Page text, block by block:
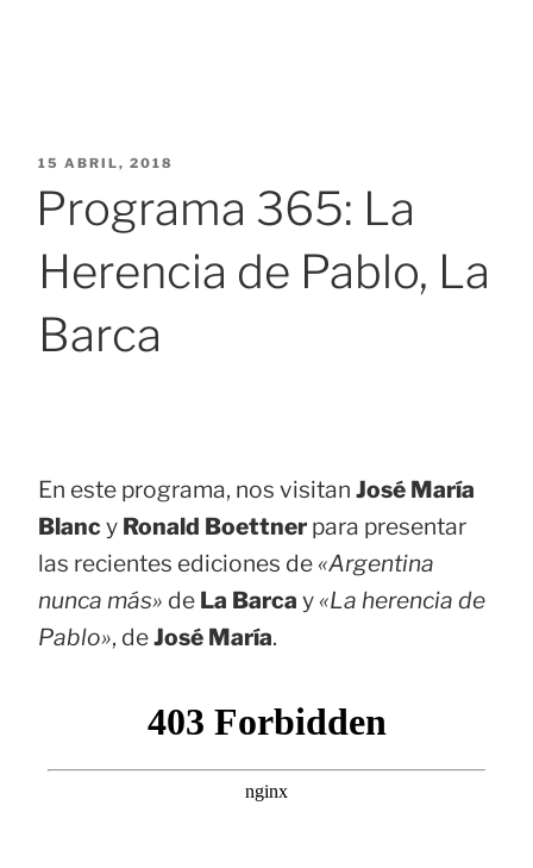
PUBLICADO
15 ABRIL, 2018
Programa 365: La
Herencia de Pablo, La
Barca
En este programa, nos visitan José María
Blanc y Ronald Boettner para presentar
las recientes ediciones de «Argentina
nunca más» de La Barca y «La herencia de
Pablo», deJosé María.